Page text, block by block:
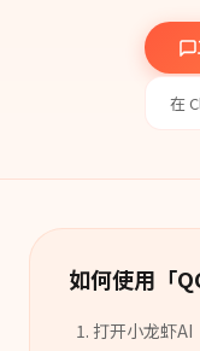
在
如何使用「
打开小龙虾AI